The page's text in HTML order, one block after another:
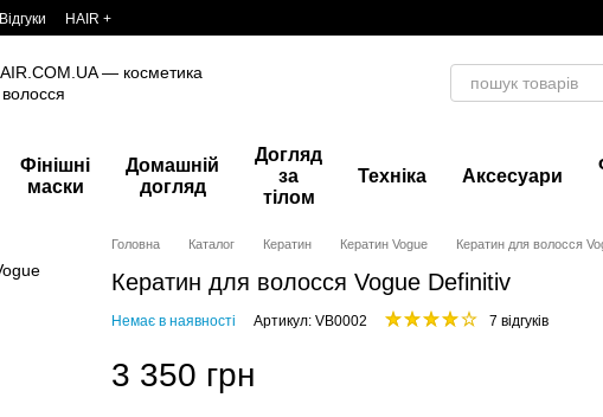
Відгуки HAIR +
Фінішні
маски
Домашній
догляд
Догляд
за
тілом
Техніка Аксесуари
Головна Каталог Кератин Кератин Vogue Кератин для волосся
Кератин для волосся Vogue Definitiv
Немає в наявності Артикул: VB0002 7 відгуків
3 350 грн